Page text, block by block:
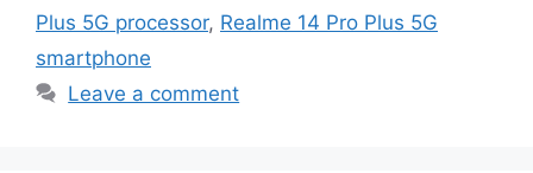
Plus 5G processor, Realme 14 Pro Plus 5G
smartphone
Leave a comment